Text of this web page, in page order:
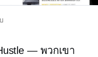
— พวกเขา